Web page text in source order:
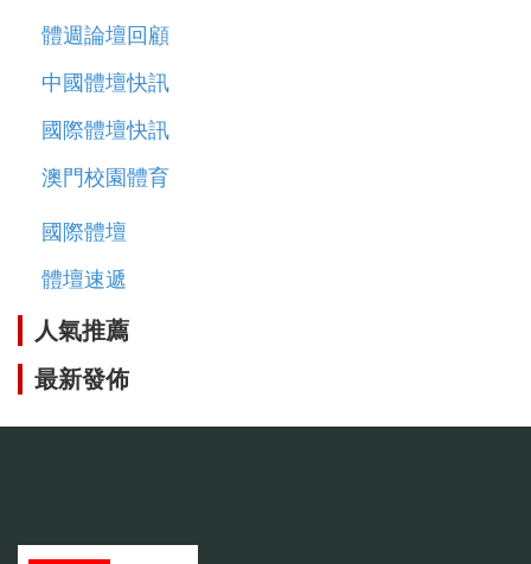
體週論壇回顧
中國體壇快訊
國際體壇快訊
澳門校園體育
國際體壇
體壇速遞
人氣推薦
最新發佈